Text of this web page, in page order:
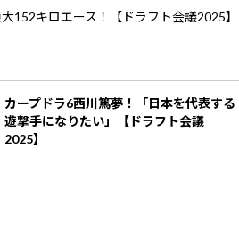
152キロエース！【ドラフト会議2025】
カープドラ6西川篤夢！「日本を代表する
遊撃手になりたい」【ドラフト会議
2025】